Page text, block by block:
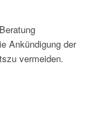
Ankündigung der
vermeiden.